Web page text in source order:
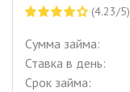
(4.23/5)
Сумма займа:
Ставка в день:
Срок займа: